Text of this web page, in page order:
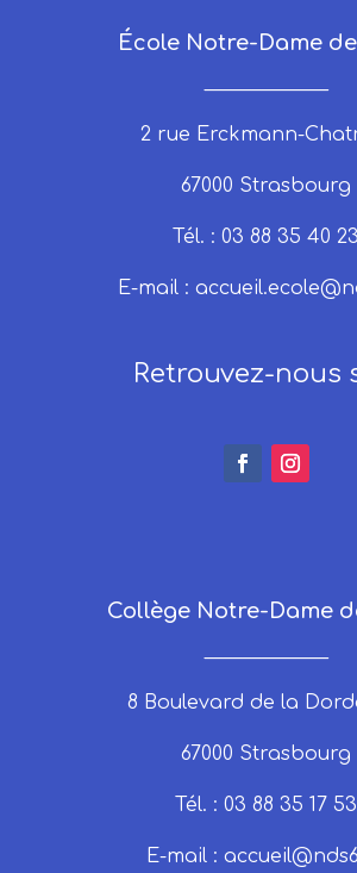
École Notre-Dame
2 rue Erckmann-
67000 Strasbourg
Tél. : 03 88 35 40 23
E-mail :
Retrouvez-nous
Collège Notre-Dame
8 Boulevard de la
67000 Strasbourg
Tél. : 03 88 35 17 53
E-mail :